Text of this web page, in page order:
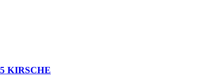
KIRSCHE